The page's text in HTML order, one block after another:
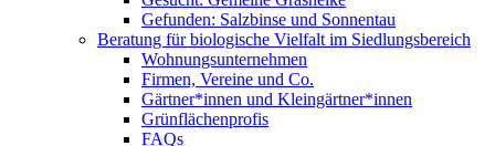
Gefunden: Salzbinse und Sonnentau
Beratung für biologische Vielfalt im Siedlungsbereich
Wohnungsunternehmen
Firmen, Vereine und Co.
Gärtner*innen und Kleingärtner*innen
Grünflächenprofis
FAQs